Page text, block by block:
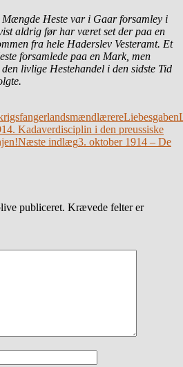
Heste var i Gaar forsamley i
aldrig før har været set der paa en
fra hele Haderslev Vesteramt. Et
forsamlede paa en Mark, men
livlige Hestehandel i den sidste Tid
landsmændlærereLiebesgaben
Kadaverdisciplin i den preussiske
Næste indlæg3. oktober 1914 – De
publiceret. Krævede felter er